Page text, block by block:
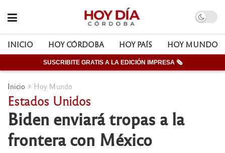
INICIO HOY CÓRDOBA HOY PAÍS HOY MUNDO
SUSCRIBITE GRATIS A LA EDICIÓN IMPRESA 🗞
Inicio Hoy Mundo
Estados Unidos
Biden enviará tropas a la
frontera con México